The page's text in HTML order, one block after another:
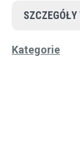
Kategorie